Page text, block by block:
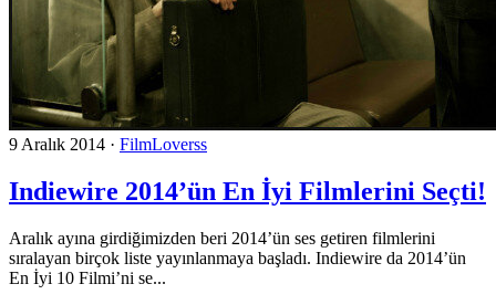
9 Aralık 2014 · FilmLoverss
Indiewire 2014’ün En İyi Filmlerini Seçti!
Aralık ayına girdiğimizden beri 2014’ün ses getiren filmlerini
sıralayan birçok liste yayınlanmaya başladı. Indiewire da 2014’ün
En İyi 10 Filmi’ni se...